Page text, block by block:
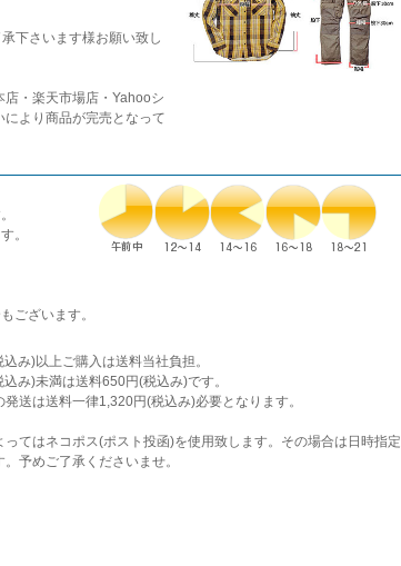
下さいます様お願い致し
・楽天市場店・Yahooシ
より商品が完売となって
。
ございます。
み)以上ご購入は送料当社負担。
み)未満は送料650円(税込み)です。
送は送料一律1,320円(税込み)必要となります。
てはネコポス(ポスト投函)を使用致します。その場合は日時指定
。予めご了承くださいませ。